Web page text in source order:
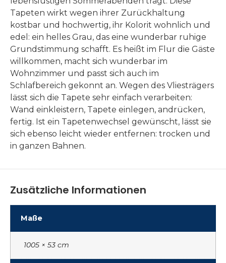
Tapeten wirkt wegen ihrer Zurückhaltung
kostbar und hochwertig, ihr Kolorit wohnlich und
edel: ein helles Grau, das eine wunderbar ruhige
Grundstimmung schafft. Es heißt im Flur die Gäste
willkommen, macht sich wunderbar im
Wohnzimmer und passt sich auch im
Schlafbereich gekonnt an. Wegen des Vliesträgers
lässt sich die Tapete sehr einfach verarbeiten:
Wand einkleistern, Tapete einlegen, andrücken,
fertig. Ist ein Tapetenwechsel gewünscht, lässt sie
sich ebenso leicht wieder entfernen: trocken und
in ganzen Bahnen.
Zusätzliche Informationen
Maße
1005 × 53 cm